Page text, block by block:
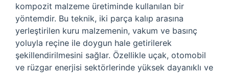
kompozit malzeme üretiminde kullanılan bir
yöntemdir. Bu teknik, iki parça kalıp arasına
yerleştirilen kuru malzemenin, vakum ve basınç
yoluyla reçine ile doygun hale getirilerek
şekillendirilmesini sağlar. Özellikle uçak, otomobil
ve rüzgar enerjisi sektörlerinde yüksek dayanıklı ve